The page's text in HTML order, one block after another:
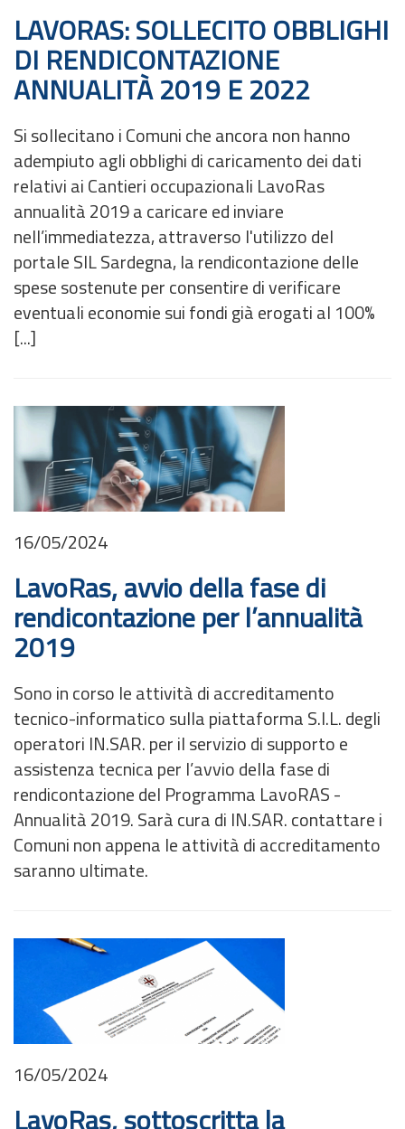
LAVORAS: SOLLECITO OBBLIGHI
DI RENDICONTAZIONE
ANNUALITÀ 2019 E 2022
Si sollecitano i Comuni che ancora non hanno
adempiuto agli obblighi di caricamento dei dati
relativi ai Cantieri occupazionali LavoRas
annualità 2019 a caricare ed inviare
nell’immediatezza, attraverso l'utilizzo del
portale SIL Sardegna, la rendicontazione delle
spese sostenute per consentire di verificare
eventuali economie sui fondi già erogati al 100%
[...]
16/05/2024
LavoRas, avvio della fase di
rendicontazione per l’annualità
2019
Sono in corso le attività di accreditamento
tecnico-informatico sulla piattaforma S.I.L. degli
operatori IN.SAR. per il servizio di supporto e
assistenza tecnica per l’avvio della fase di
rendicontazione del Programma LavoRAS -
Annualità 2019. Sarà cura di IN.SAR. contattare i
Comuni non appena le attività di accreditamento
saranno ultimate.
16/05/2024
LavoRas, sottoscritta la